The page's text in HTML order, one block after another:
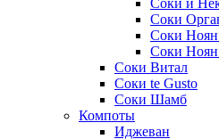
Соки и
Соки
Соки Ноян
Соки Ноян
Соки Витал
Соки te Gusto
Соки Шамб
Компоты
Иджеван